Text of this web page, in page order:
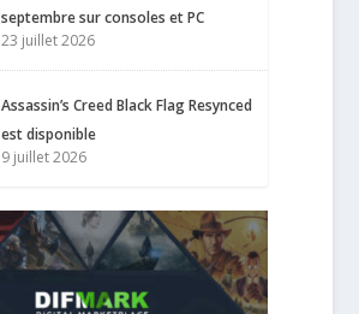
septembre sur consoles et PC
23 juillet 2026
Assassin’s Creed Black Flag Resynced
est disponible
9 juillet 2026